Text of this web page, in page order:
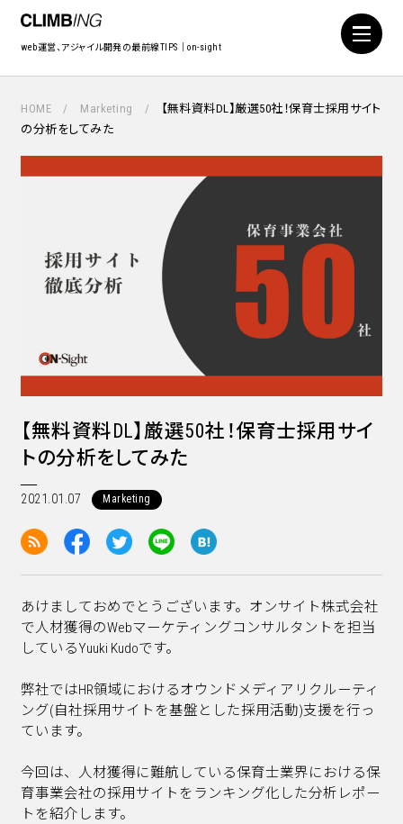
web運営、アジャイル開発の最前線TIPS｜on-sight
HOME Marketing
【無料資料DL】厳選50社！保育士採用サイト
の分析をしてみた
【無料資料DL】厳選50社！保育士採用サイ
トの分析をしてみた
2021.01.07 Marketing
あけましておめでとうございます。オンサイト株式会社
で人材獲得のWebマーケティングコンサルタントを担当
しているYuuki Kudoです。
弊社ではHR領域におけるオウンドメディアリクルーティ
ング(自社採用サイトを基盤とした採用活動)支援を行っ
ています。
今回は、人材獲得に難航している保育士業界における保
育事業会社の採用サイトをランキング化した分析レポー
トを紹介します。